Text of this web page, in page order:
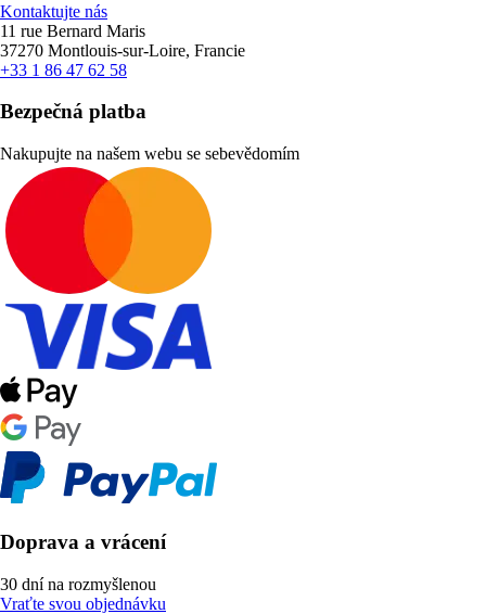
Kontaktujte nás
11 rue Bernard Maris
37270 Montlouis-sur-Loire, Francie
+33 1 86 47 62 58
Bezpečná platba
Nakupujte na našem webu se sebevědomím
Doprava a vrácení
30 dní na rozmyšlenou
Vraťte svou objednávku